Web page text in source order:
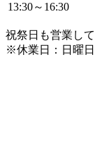
13:30～16:30
祝祭日も営業し
※休業日：日曜